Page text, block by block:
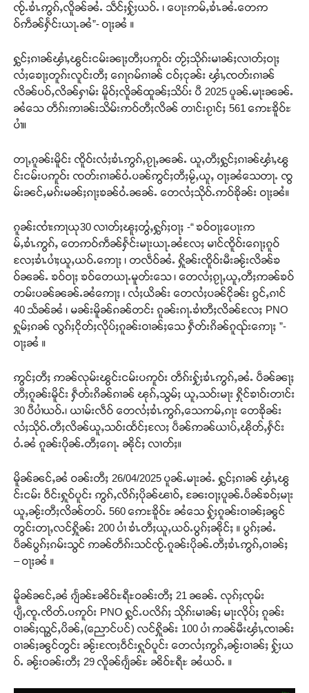
ၸႂ်ႉၶၢႆႉဢွၵ်ႇလိူၼ်ၼႆႉ သဵင်ႈႁႂ်ႈယဝ်ႉ ၊ ပေႃးဢမ်ႇၶၢႆႉၼႆႉတေဢ
ဝ်ဢဵၼ်ႁႅင်းယႃႉၼႆ”- ဝႃႈၼႆ ။
ႁွင်ႈၵၢၼ်ၾၢႆႇၽွင်းငမ်းၼႃႈတီႈပဢူဝ်း တႂ်ႈသိုၵ်းမၢၼ်ႈလၢတ်ႈဝႃႈ
လႆႈၶေႃႈတူၵ်းလူင်းတီႈ ၵေႃၵမ်ၵၢၼ် ငဝ်ႈငုၼ်း ၾၢႆႇၸတ်းၵၢၼ်
လိၼ်ပဝ်ႇလိၼ်ႁၢမ်း မိူဝ်ႈလိူၼ်ထူၼ်ႈသိပ်း ပီ 2025 ပူၼ်ႉမႃးၼၼ်ႉ
ၼႆသေ တဵၵ်းဢၢၼ်းသိမ်းဢဝ်တီႈလိၼ် တၢင်းၵႂၢင်ႈ 561 ဢေႊၶိူဝ်ႊ
ပၢႆ။
တႃႇၵူၼ်းမိူင်း ၸိူဝ်းလႆႈၶၢႆႉဢွၵ်ႇၵႂႃႇၼၼ်ႉ ယူႇတီႈႁွင်ႈၵၢၼ်ၾၢႆႇၽွ
င်းငမ်းပဢူဝ်း ၸတ်းၵၢၼ်ဝႆႉပၼ်ဢွင်ႈတီႈမႂ်ႇယူႇ ဝႃႈၼႆသေတႃႉ ၸွ
မ်းၼင်ႇမၵ်းမၼ်ႈၵႃႈၶၼ်ဝႆႉၼၼ်ႉ တေလႆႈသိုဝ်ႉဢဝ်ၶိုၼ်း ဝႃႈၼႆ။
ၵူၼ်းၸၢႆးဢႃယု30 လၢတ်ႈၽူႈတွႆႇႁွၵ်ႈဝႃႈ -“ ၶဝ်ဝႃႈပေႃးဢ
မ်ႇၶၢႆႉဢွၵ်ႇ တေဢဝ်ဢဵၼ်ႁႅင်းမႃးယႃႉၼႆလႄႈ မၢင်ၸိူဝ်းၵေႃႈၵူဝ်
လႄႈၶၢႆႉပၢႆႈယူႇယဝ်ႉဢေႃႈ ၊ တလဵဝ်ၼႆႉ ႁိူၼ်းၸိူဝ်းမီးၼႂ်းလိၼ်ၶ
ဝ်ၼၼ်ႉ ၶဝ်ဝႃႈ ၶဝ်တေယႃႉမူတ်းသေ ၊ တေလႆႈၵႂႃႇယူႇတီႈဢၼ်ၶဝ်
တမ်းပၼ်ၼၼ်ႉၼႆဢေႃႈ ၊ လႆႈယိၼ်း တေလႆႈပၼ်ငိုၼ်း ၵွင်ႇၵၢင်
40 သႅၼ်ၼႆ ၊ မၼ်းမိူၼ်ၵၼ်တင်း ၵူၼ်းၵႃႉၶၢႆတီႈလိၼ်လႄႈ PNO
ႁူမ်ႈၵၼ် လွၵ်ႈငိုတ်ႈလိုပ်ႈၵူၼ်းဝၢၼ်ႈသေ ႁဵတ်းၵိၼ်ၵူၺ်းဢေႃႈ ”-
ဝႃႈၼႆ ။
ဢွင်ႈတီႈ ဢၼ်လုမ်းၽွင်းငမ်းပဢူဝ်း တဵၵ်းႁႂ်ႈၶၢႆႉဢွၵ်ႇၼႆႉ ပဵၼ်ၼႃႈ
တီႈၵူၼ်းမိူင်း ႁဵတ်းၵိၼ်ၵၢၼ် ၽုၵ်ႇသွမ်ႈ ယူႇသဝ်းမႃး ႁိုင်ၶၢဝ်းတၢင်း
30 ပီပၢႆယဝ်ႉ၊ ယၢမ်းလဵဝ် တေလႆႈၶၢႆႉဢွၵ်ႇသေဢမ်ႇၵႃး တေၶိုၼ်း
လႆႈသိုဝ်ႉတီႈလိၼ်ယူႇသဝ်းထႅင်ႈလႄႈ ပဵၼ်ဢၼ်ယၢပ်ႇၽိုတ်ႇႁႅင်း
ဝႆႉၼႆ ၵူၼ်းပိုၼ်ႉတီႈၵေႃႉ ၼိုင်ႈ လၢတ်ႈ။
မိူၼ်ၼင်ႇၼႆ ဝၼ်းတီႈ 26/04/2025 ပူၼ်ႉမႃးၼႆႉ ႁွင်ႈၵၢၼ် ၾၢႆႇၽွ
င်းငမ်း ဝဵင်းႁူဝ်ပူင်း ဢွၵ်ႇလိၵ်ႈပိုၼ်ၽၢဝ်ႇ ၼႄးဝႃႈပူၼ်ႉပႅၼ်ၶဝ်ႈမႃး
ယူႇၼႂ်းတီႈလိၼ်တပ်ႉ 560 ဢေႊၶိူဝ်ႊ ၼႆသေ ႁႂ်ႈၵူၼ်းဝၢၼ်ႈၼွင်
တွင်းတႃႇလင်ႁိူၼ်း 200 ပၢႆ ၶၢႆႉတီႈယူႇယဝ်ႉပွၵ်ႈၼိုင်ႈ ။ ပွၵ်ႈၼႆႉ
ပဵၼ်ပွၵ်ႈၵမ်းသွင် ဢၼ်တဵၵ်းသင်ၸႂ်ႉၵူၼ်းပိုၼ်ႉတီႈၶၢႆႉဢွၵ်ႇဝၢၼ်ႈ
– ဝႃႈၼႆ ။
မိူၼ်ၼင်ႇၼႆ ၵျႅၼ်ႊၼိဝ်ႊရီႊဝၼ်းတီႈ 21 ၼၼ်ႉ လုၵ်ႈၸုမ်း
ပျီႇၸူႉၸိတ်ႉပဢူဝ်း PNO ႁွင်ႉပလိၵ်ႈ သိုၵ်းမၢၼ်ႈ မႃးလိုပ်ႈ ၵူၼ်း
ဝၢၼ်ႈၺွင်ႇပိၼ်ႇ(ညောင်ပင်) လင်ႁိူၼ်း 100 ပၢႆ ဢၼ်မီးၾၢႆႇၸၢၼ်း
ဝၢၼ်ႈၼွင်တွင်း ၼႂ်းၸႄႈဝဵင်းႁူဝ်ပူင်း တေလႆႈဢွၵ်ႇၼႂ်းဝၢၼ်ႈ ႁႂ်ႈယ
ဝ်ႉ ၼႂ်းဝၼ်းတီႈ 29 လိူၼ်ၵျႅၼ်ႊ ၼိဝ်ႊရီႊ ၼႆယဝ်ႉ ။